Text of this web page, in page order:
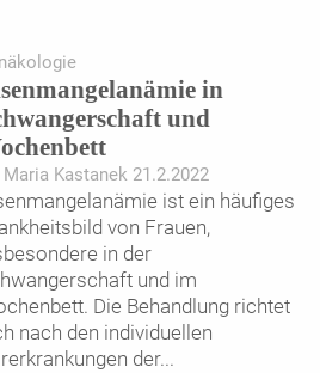
in
und
Maria Kastanek 21.2.2022
ist ein häufiges
von Frauen,
in der
und im
Die Behandlung richtet
nach den individuellen
der...